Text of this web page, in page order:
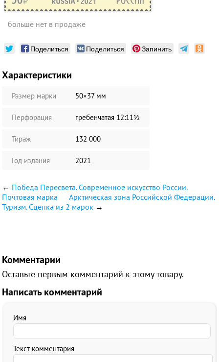
больше нет в продаже
Поделиться Поделиться Запинить
Характеристики
Размер марки 50×37 мм
Перфорация гребенчатая 12:11½
Тираж 132 000
Год издания 2021
← Победа Пересвета. Современное искусство России.
Почтовая марка
Арктическая зона Российской Федерации.
Туризм. Сцепка из 2 марок →
Комментарии
Оставьте первым комментарий к этому товару.
Написать комментарий
Имя
Текст комментария